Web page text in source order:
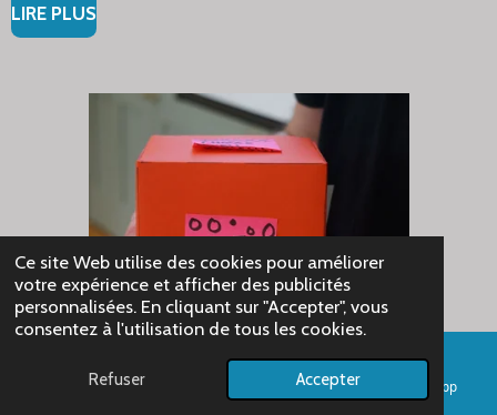
Ce site Web utilise des cookies pour améliorer
votre expérience et afficher des publicités
personnalisées. En cliquant sur "Accepter", vous
consentez à l'utilisation de tous les cookies.
Refuser Accepter
LIRE PLUS
Facebook WhatsApp